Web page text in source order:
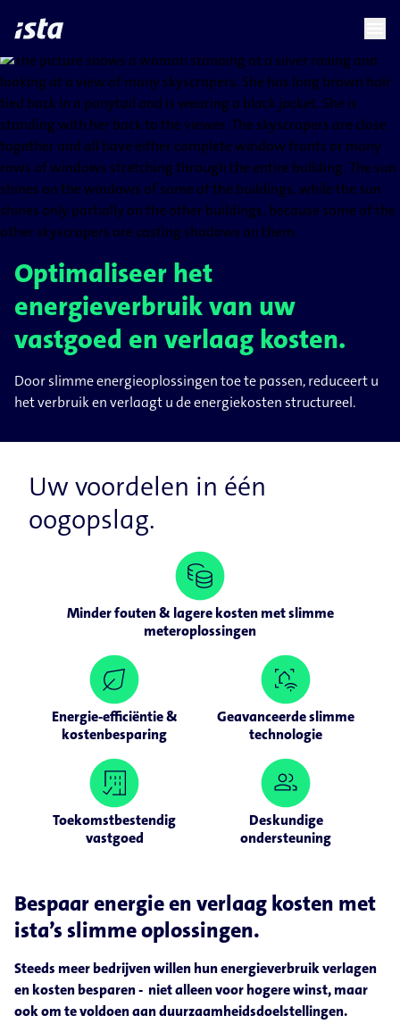
languagechevron_right
Optimaliseer het
energieverbruik van uw
vastgoed en verlaag kosten.
Door slimme energieoplossingen toe te passen, reduceert u
het verbruik en verlaagt u de energiekosten structureel.
Uw voordelen in één
oogopslag.
Minder fouten & lagere kosten met slimme
meteroplossingen
Energie-efficiëntie &
kostenbesparing
Geavanceerde slimme
technologie
Toekomstbestendig
vastgoed
Deskundige
ondersteuning
Bespaar energie en verlaag kosten met
ista’s slimme oplossingen.
Steeds meer bedrijven willen hun energieverbruik verlagen
en kosten besparen - niet alleen voor hogere winst, maar
ook om te voldoen aan duurzaamheidsdoelstellingen.